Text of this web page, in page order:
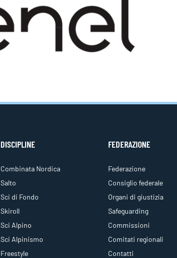
DISCIPLINE
Combinata Nordica
Salto
Sci di Fondo
Skiroll
Sci Alpino
Sci Alpinismo
Freestyle
FEDERAZIONE
Federazione
Consiglio federale
Organi di giustizia
Safeguarding
Commissioni
Comitati regionali
Contatti